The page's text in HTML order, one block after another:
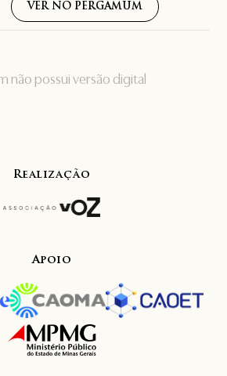
não possui versão digital
VER NO PERGAMUM
Realização
Apoio